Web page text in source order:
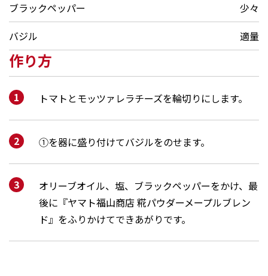
ブラックペッパー
少々
バジル
適量
作り方
トマトとモッツァレラチーズを輪切りにします。
①を器に盛り付けてバジルをのせます。
オリーブオイル、塩、ブラックペッパーをかけ、最
後に『ヤマト福山商店 糀パウダーメープルブレン
ド』をふりかけてできあがりです。